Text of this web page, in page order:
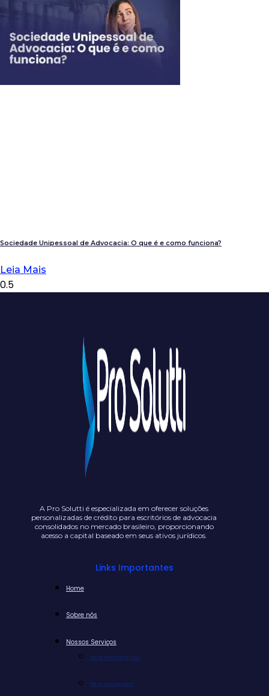
Sociedade Unipessoal de Advocacia: O que é e como funciona?
Leia Mais
A Pro Solutti é especializada em oferecer soluções
personalizadas de crédito para escritórios de advocacia
consolidados no mercado brasileiro, proporcionando
acesso a capital baseado em seus ativos jurídicos.
Links Importantes
Home
Sobre nós
Nossos Serviços
Para Reclamantes
Para Advogados